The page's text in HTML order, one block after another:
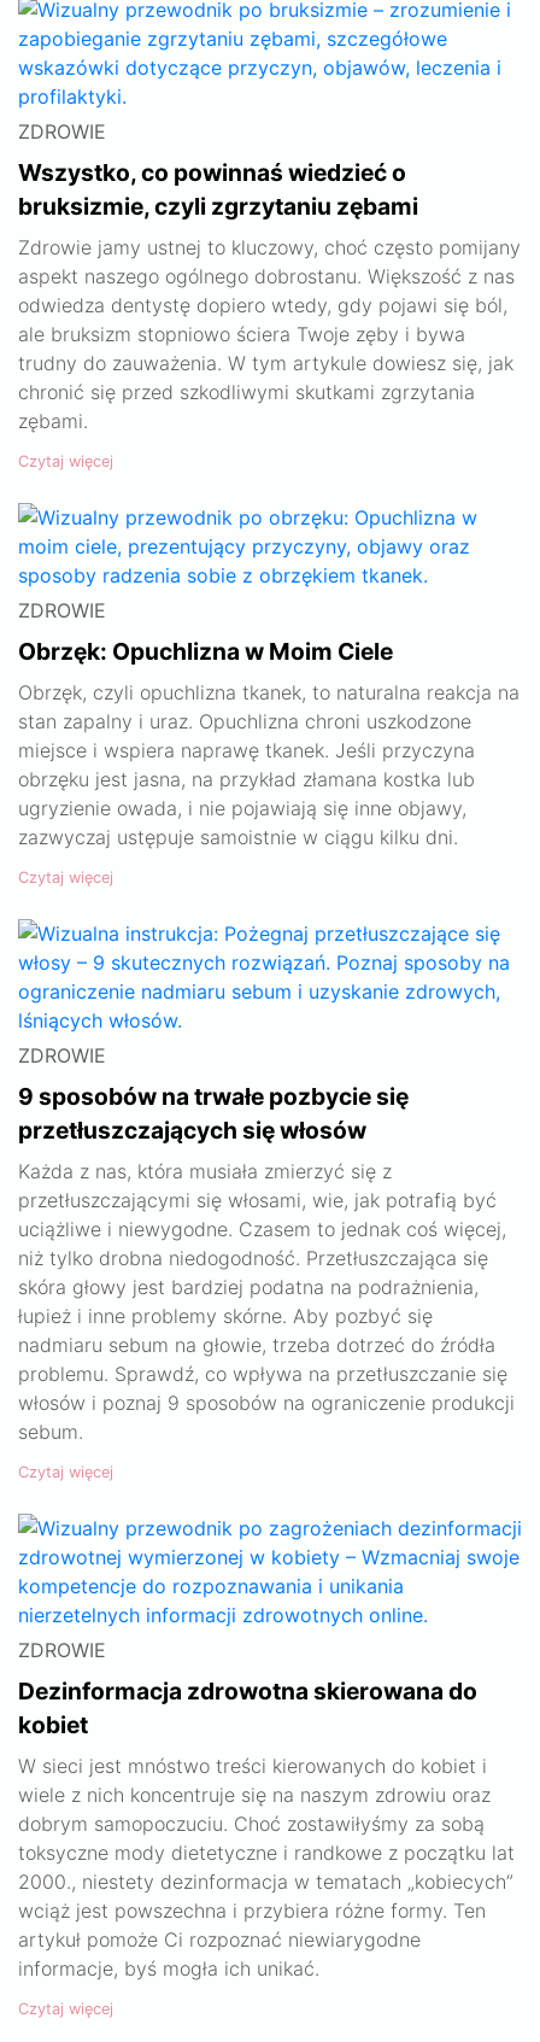
ZDROWIE
Wszystko, co powinnaś wiedzieć o
bruksizmie, czyli zgrzytaniu zębami
Zdrowie jamy ustnej to kluczowy, choć często pomijany
aspekt naszego ogólnego dobrostanu. Większość z nas
odwiedza dentystę dopiero wtedy, gdy pojawi się ból,
ale bruksizm stopniowo ściera Twoje zęby i bywa
trudny do zauważenia. W tym artykule dowiesz się, jak
chronić się przed szkodliwymi skutkami zgrzytania
zębami.
Czytaj więcej
ZDROWIE
Obrzęk: Opuchlizna w Moim Ciele
Obrzęk, czyli opuchlizna tkanek, to naturalna reakcja na
stan zapalny i uraz. Opuchlizna chroni uszkodzone
miejsce i wspiera naprawę tkanek. Jeśli przyczyna
obrzęku jest jasna, na przykład złamana kostka lub
ugryzienie owada, i nie pojawiają się inne objawy,
zazwyczaj ustępuje samoistnie w ciągu kilku dni.
Czytaj więcej
ZDROWIE
9 sposobów na trwałe pozbycie się
przetłuszczających się włosów
Każda z nas, która musiała zmierzyć się z
przetłuszczającymi się włosami, wie, jak potrafią być
uciążliwe i niewygodne. Czasem to jednak coś więcej,
niż tylko drobna niedogodność. Przetłuszczająca się
skóra głowy jest bardziej podatna na podrażnienia,
łupież i inne problemy skórne. Aby pozbyć się
nadmiaru sebum na głowie, trzeba dotrzeć do źródła
problemu. Sprawdź, co wpływa na przetłuszczanie się
włosów i poznaj 9 sposobów na ograniczenie produkcji
sebum.
Czytaj więcej
ZDROWIE
Dezinformacja zdrowotna skierowana do
kobiet
W sieci jest mnóstwo treści kierowanych do kobiet i
wiele z nich koncentruje się na naszym zdrowiu oraz
dobrym samopoczuciu. Choć zostawiłyśmy za sobą
toksyczne mody dietetyczne i randkowe z początku lat
2000., niestety dezinformacja w tematach „kobiecych”
wciąż jest powszechna i przybiera różne formy. Ten
artykuł pomoże Ci rozpoznać niewiarygodne
informacje, byś mogła ich unikać.
Czytaj więcej